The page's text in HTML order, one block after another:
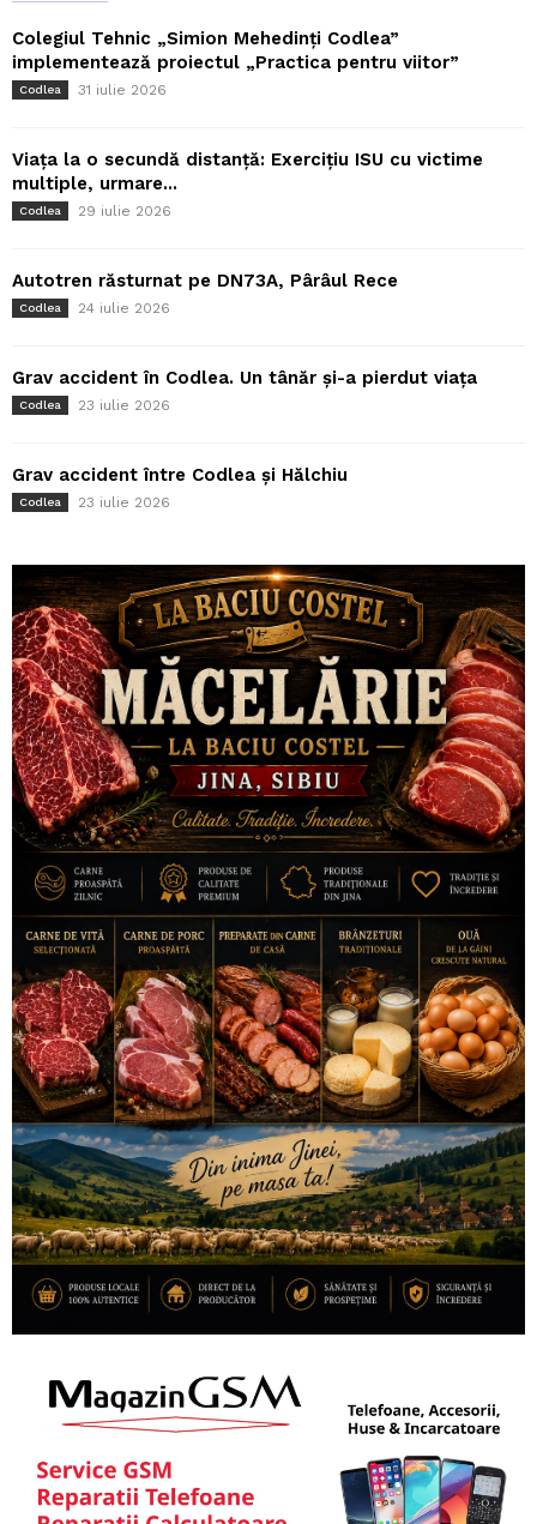
Colegiul Tehnic „Simion Mehedinți Codlea”
implementează proiectul „Practica pentru viitor”
Codlea 31 iulie 2026
Viața la o secundă distanță: Exercițiu ISU cu victime
multiple, urmare...
Codlea 29 iulie 2026
Autotren răsturnat pe DN73A, Pârâul Rece
Codlea 24 iulie 2026
Grav accident în Codlea. Un tânăr și-a pierdut viața
Codlea 23 iulie 2026
Grav accident între Codlea și Hălchiu
Codlea 23 iulie 2026